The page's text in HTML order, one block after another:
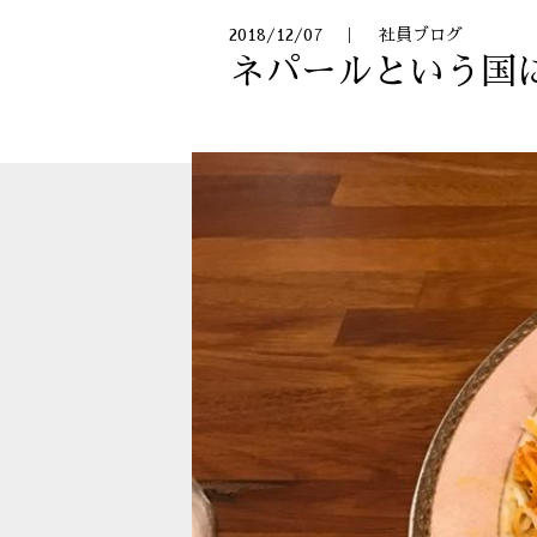
2018/12/07 ｜ 社員ブログ
ネパールという国